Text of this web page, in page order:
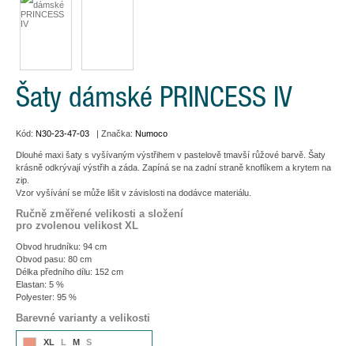
Šaty dámské PRINCESS IV
Kód: N30-23-47-03 | Značka: Numoco
Dlouhé maxi šaty s vyšívaným výstřihem v pastelově tmavší růžové barvě. Šaty
krásně odkrývají výstřih a záda. Zapíná se na zadní straně knoflíkem a krytem na
zip.
Vzor vyšívání se může lišit v závislosti na dodávce materiálu.
Ručně změřené velikosti a složení
pro zvolenou velikost XL
Obvod hrudníku: 94 cm
Obvod pasu: 80 cm
Délka předního dílu: 152 cm
Elastan: 5 %
Polyester: 95 %
Barevné varianty a velikosti
XL L M S